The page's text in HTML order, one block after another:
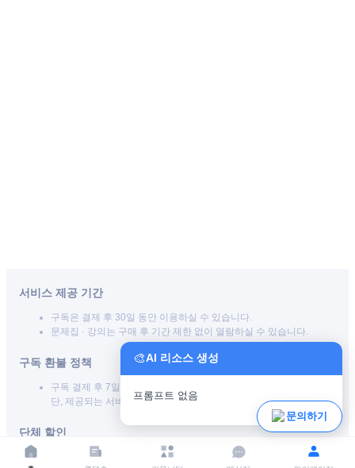
파일 업로드
🎨AI 리소스 생성
프롬프트 없음
서비스 제공 기간
구독은 결제 후 30일 동안 이용하실 수 있습니다.
문제집 · 강의는 구매 후 기간 제한 없이 열람하실 수 있습니다.
구독 환불 정책
구독 결제 후 7일 이내에 환불이 가능합니다.
단, 제공되는 서비스를 이용하셨을 경우 환불이 불가합니다.
단체 할인
50명 이상 구매시 : 3% 할인
문의하기